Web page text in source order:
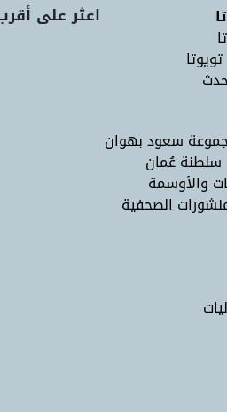
سعود بهوان
سلطنة عُمان
والأوسمة
الصحفية
اعثر على